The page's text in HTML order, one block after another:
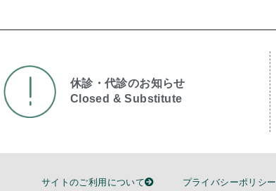
休診・代診のお知らせ
Closed & Substitute​
サイトのご利用について プライバシーポリシー